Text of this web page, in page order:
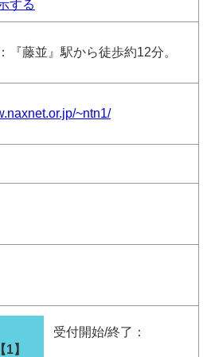
する
『藤並』駅から徒歩約12分。
~ntn1/
1】
受付開始/終了：